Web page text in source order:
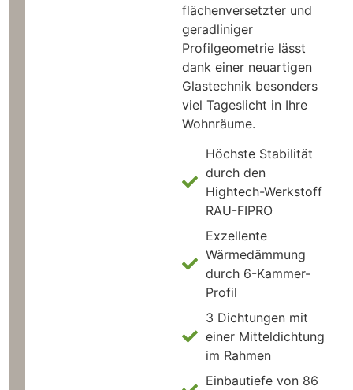
flächenversetzter und
geradliniger
Profilgeometrie lässt
dank einer neuartigen
Glastechnik besonders
viel Tageslicht in Ihre
Wohnräume.
Höchste Stabilität
durch den
Hightech-Werkstoff
RAU-FIPRO
Exzellente
Wärmedämmung
durch 6-Kammer-
Profil
3 Dichtungen mit
einer Mitteldichtung
im Rahmen
Einbautiefe von 86